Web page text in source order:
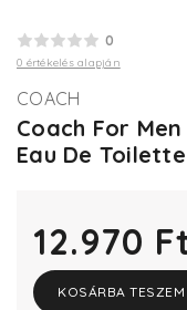
0
0 értékelés alapján
COACH
Coach For Men
Eau De
12.970
KOSÁRBA TESZEM